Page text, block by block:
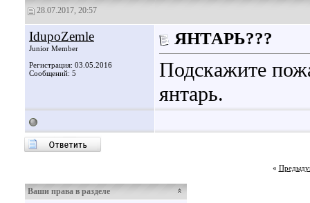
28.07.2017, 20:57
IdupoZemle
Junior Member
Регистрация: 03.05.2016
Сообщений: 5
ЯНТАРЬ???
Подскажите
янтарь.
«
Ваши права в разделе